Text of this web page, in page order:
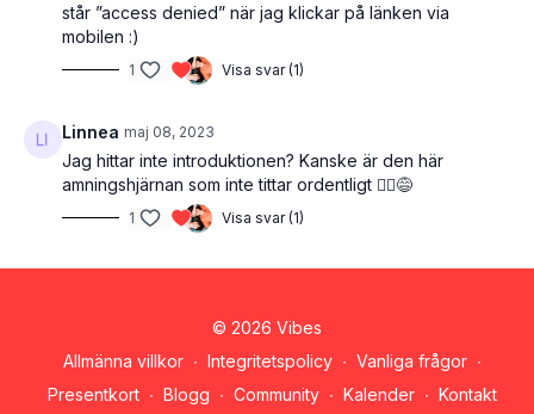
står ”access denied” när jag klickar på länken via
mobilen :)
1 Visa svar (1)
Linnea maj 08, 2023
Jag hittar inte introduktionen? Kanske är den här
amningshjärnan som inte tittar ordentligt 🤷‍♀️😅
1 Visa svar (1)
© 2026 Vibes
Allmänna villkor ∙ Integritetspolicy ∙ Vanliga frågor ∙
Presentkort ∙ Blogg ∙ Community ∙ Kalender ∙ Kontakt